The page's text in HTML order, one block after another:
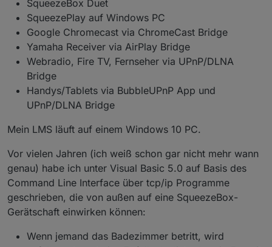
SqueezeBox Duet
SqueezePlay auf Windows PC
Google Chromecast via ChromeCast Bridge
Yamaha Receiver via AirPlay Bridge
Webradio, Fire TV, Fernseher via UPnP/DLNA
Bridge
Handys/Tablets via BubbleUPnP App und
UPnP/DLNA Bridge
Mein LMS läuft auf einem Windows 10 PC.
Vor vielen Jahren (ich weiß schon gar nicht mehr wann
genau) habe ich unter Visual Basic 5.0 auf Basis des
Command Line Interface über tcp/ip Programme
geschrieben, die von außen auf eine SqueezeBox-
Gerätschaft einwirken können:
Wenn jemand das Badezimmer betritt, wird